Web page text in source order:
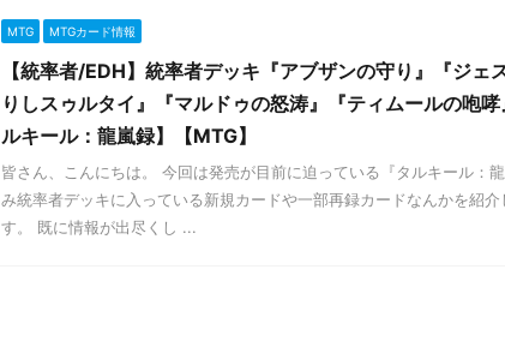
MTG MTGカード情報
【統率者/EDH】統率者デッキ『アブザンの守り』『ジェ
りしスゥルタイ』『マルドゥの怒涛』『ティムールの咆
ルキール：龍嵐録】【MTG】
皆さん、こんにちは。 今回は発売が目前に迫っている『タルキール：
み統率者デッキに入っている新規カードや一部再録カードなんかを紹介
す。 既に情報が出尽くし ...